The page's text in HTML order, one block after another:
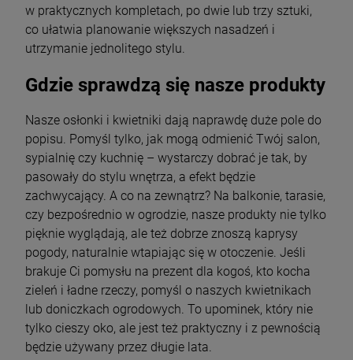
w praktycznych kompletach, po dwie lub trzy sztuki,
co ułatwia planowanie większych nasadzeń i
utrzymanie jednolitego stylu.
Gdzie sprawdzą się nasze produkty
Nasze osłonki i kwietniki dają naprawdę duże pole do
popisu. Pomyśl tylko, jak mogą odmienić Twój salon,
sypialnię czy kuchnię – wystarczy dobrać je tak, by
pasowały do stylu wnętrza, a efekt będzie
zachwycający. A co na zewnątrz? Na balkonie, tarasie,
czy bezpośrednio w ogrodzie, nasze produkty nie tylko
pięknie wyglądają, ale też dobrze znoszą kaprysy
pogody, naturalnie wtapiając się w otoczenie. Jeśli
brakuje Ci pomysłu na prezent dla kogoś, kto kocha
zieleń i ładne rzeczy, pomyśl o naszych kwietnikach
lub doniczkach ogrodowych. To upominek, który nie
tylko cieszy oko, ale jest też praktyczny i z pewnością
będzie używany przez długie lata.